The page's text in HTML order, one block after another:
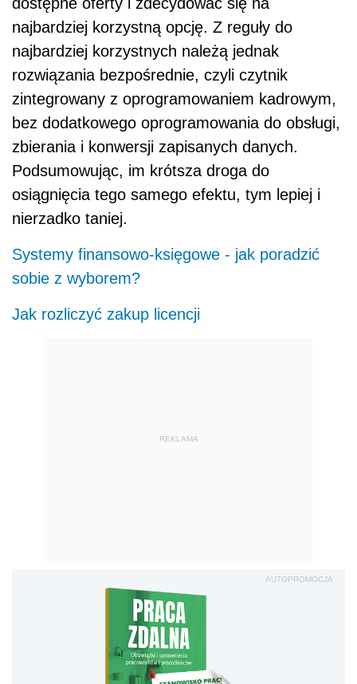
najbardziej korzystną opcję. Z reguły do
najbardziej korzystnych należą jednak
rozwiązania bezpośrednie, czyli czytnik
zintegrowany z oprogramowaniem kadrowym,
bez dodatkowego oprogramowania do obsługi,
zbierania i konwersji zapisanych danych.
Podsumowując, im krótsza droga do
osiągnięcia tego samego efektu, tym lepiej i
nierzadko taniej.
Systemy finansowo-księgowe - jak poradzić
sobie z wyborem?
Jak rozliczyć zakup licencji
REKLAMA
AUTOPROMOCJA